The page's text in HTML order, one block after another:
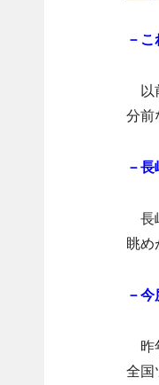
－
以
分前
－
長
眺め
－
昨
全国